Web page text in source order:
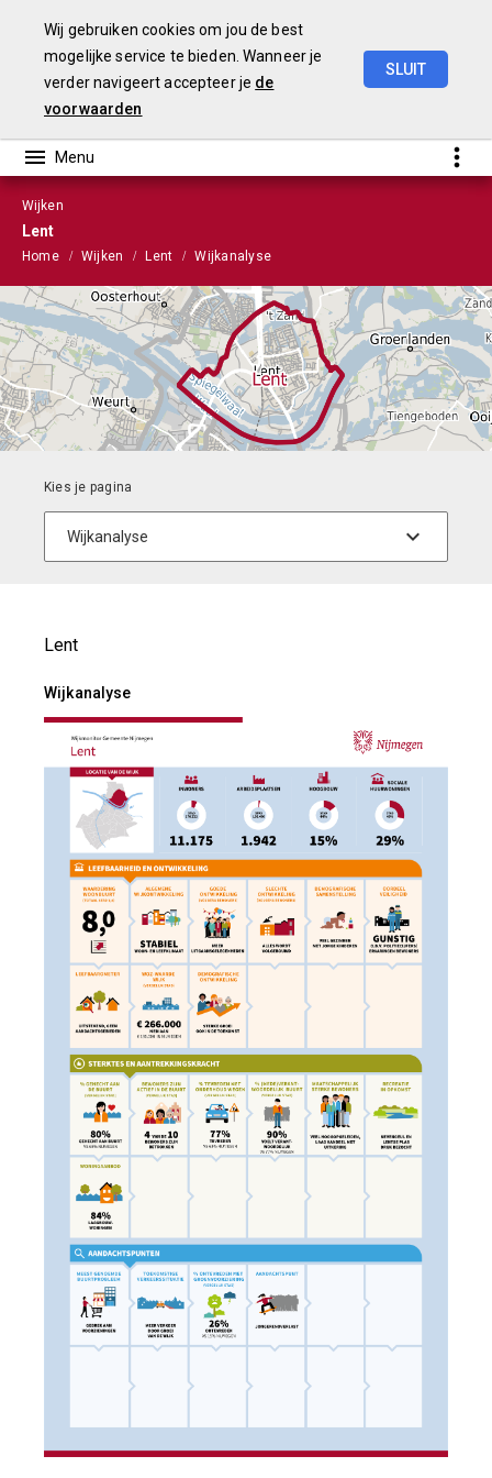
Wij gebruiken cookies om jou de best
mogelijke service te bieden. Wanneer je
verder navigeert accepteer je de
voorwaarden
SLUIT
Wijken
Lent
Home Wijken Lent Wijkanalyse
Lent
Wijkanalyse